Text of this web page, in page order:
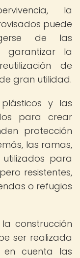
la
puede
de las
garantizar la
de
gran utilidad.
y las
para crear
protección
las ramas,
para
resistentes,
o refugios
construcción
ser realizada
en cuenta las